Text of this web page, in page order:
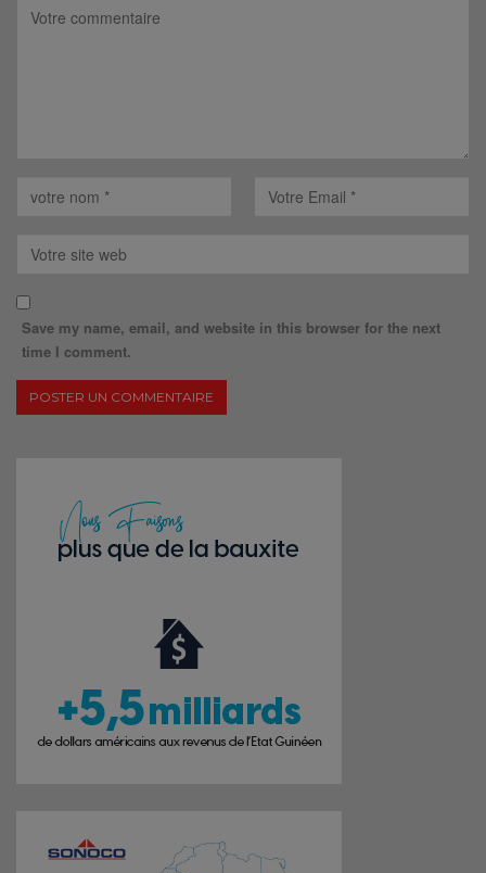
Save my name, email, and website in this browser for the next
time I comment.